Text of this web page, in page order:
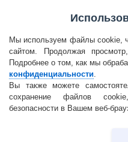
Мы используем файлы cookie,
сайтом. Продолжая
Подробнее о том, как мы
конфиденциальности.
Вы также можете
сохранение файлов
безопасности в Вашем веб-